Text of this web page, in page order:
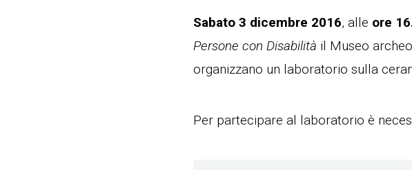
Sabato 3 dicembre 2016, alle ore
Persone con Disabilità il Museo
organizzano un laboratorio sulla
Per partecipare al laboratorio è